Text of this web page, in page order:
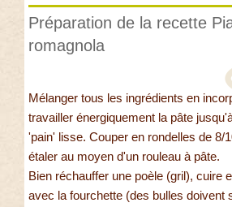
Préparation de la recette
romagnola
Mélanger tous les ingrédients en
travailler énergiquement la pâte
'pain' lisse. Couper en rondelles de 8/
étaler au moyen d'un rouleau à pâte.
Bien réchauffer une poèle (gril), cuire
avec la fourchette (des bulles doivent